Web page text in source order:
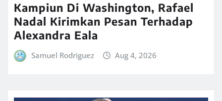
Kampiun Di Washington, Rafael
Nadal Kirimkan Pesan Terhadap
Alexandra Eala
Samuel Rodriguez Aug 4, 2026